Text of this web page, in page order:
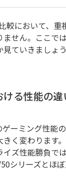
較において、重
せん。ここで
ていきましょう
ける性能の違
ーミング性能
きく変わります
ズ性能勝負で
シリーズとほ